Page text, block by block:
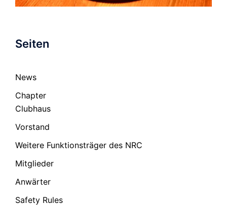
Seiten
News
Chapter
Clubhaus
Vorstand
Weitere Funktionsträger des NRC
Mitglieder
Anwärter
Safety Rules